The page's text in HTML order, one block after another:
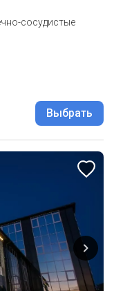
сосудистые
Выбрать